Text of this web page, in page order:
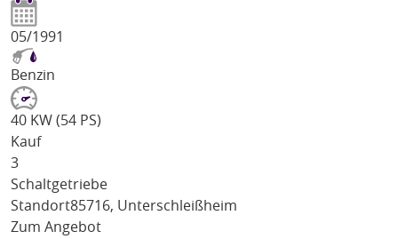
05/1991
Benzin
40 KW (54 PS)
Kauf
3
Schaltgetriebe
Standort85716, Unterschleißheim
Zum Angebot